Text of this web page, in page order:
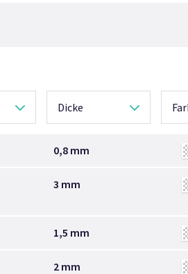
Dicke
0,8 mm
3 mm
1,5 mm
2 mm